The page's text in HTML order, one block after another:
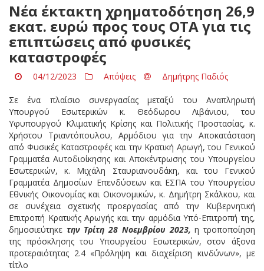
Νέα έκτακτη χρηματοδότηση 26,9
εκατ. ευρώ προς τους ΟΤΑ για τις
επιπτώσεις από φυσικές
καταστροφές
04/12/2023 Απόψεις Δημήτρης Παδιός
Σε ένα πλαίσιο συνεργασίας μεταξύ του Αναπληρωτή
Υπουργού Εσωτερικών κ. Θεόδωρου Λιβάνιου, του
Υφυπουργού Κλιματικής Κρίσης και Πολιτικής Προστασίας, κ.
Χρήστου Τριαντόπουλου, Αρμόδιου για την Αποκατάσταση
από Φυσικές Καταστροφές και την Κρατική Αρωγή, του Γενικού
Γραμματέα Αυτοδιοίκησης και Αποκέντρωσης του Υπουργείου
Εσωτερικών, κ. Μιχάλη Σταυριανουδάκη, και του Γενικού
Γραμματέα Δημοσίων Επενδύσεων και ΕΣΠΑ του Υπουργείου
Εθνικής Οικονομίας και Οικονομικών, κ. Δημήτρη Σκάλκου, και
σε συνέχεια σχετικής προεργασίας από την Κυβερνητική
Επιτροπή Κρατικής Αρωγής και την αρμόδια Υπό-Επιτροπή της,
δημοσιεύτηκε την Τρίτη 28 Νοεμβρίου 2023, η τροποποίηση
της πρόσκλησης του Υπουργείου Εσωτερικών, στον άξονα
προτεραιότητας 2.4 «Πρόληψη και διαχείριση κινδύνων», με
τίτλο